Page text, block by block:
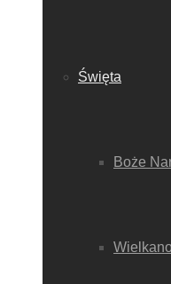
Święta
Boże